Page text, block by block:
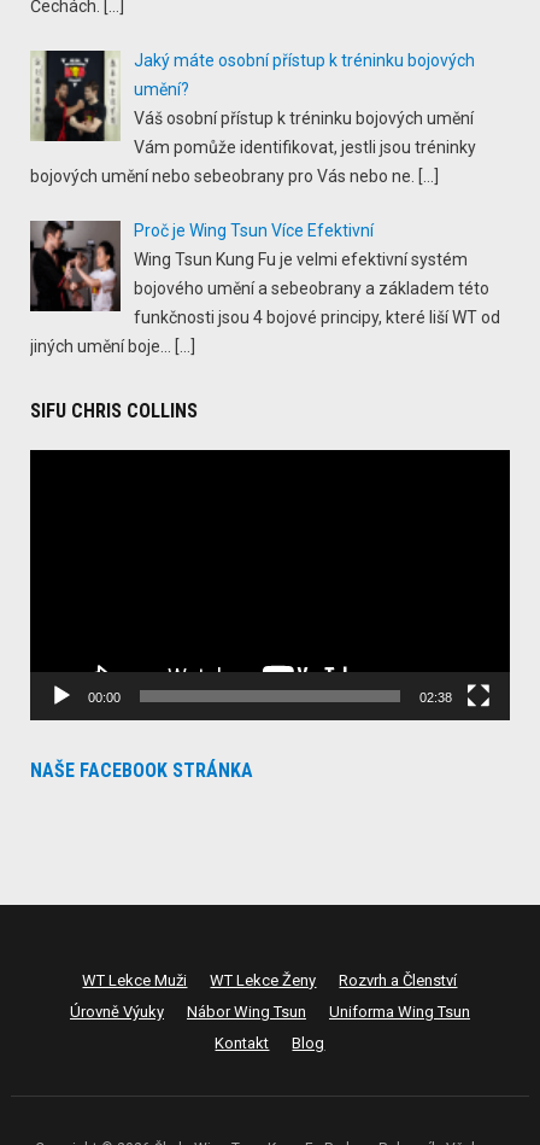
Čechách.
Jaký máte osobní přístup k tréninku bojových
umění?
Váš osobní přístup k tréninku bojových umění
Vám pomůže identifikovat, jestli jsou tréninky
bojových umění nebo sebeobrany pro Vás nebo ne.
Proč je Wing Tsun Více Efektivní
Wing Tsun Kung Fu je velmi efektivní systém
bojového umění a sebeobrany a základem této
funkčnosti jsou 4 bojové principy, které liší WT od
jiných umění boje...
SIFU CHRIS COLLINS
00:00 02:38
NAŠE FACEBOOK STRÁNKA
WT Lekce Muži WT Lekce Ženy
Rozvrh a Členství
Úrovně Výuky
Nábor Wing Tsun
Uniforma Wing Tsun
Kontakt
Blog